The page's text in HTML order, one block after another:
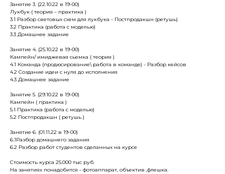
Занятие 3. (22.10.22 в 19-00)
Лукбук ( теория – практика )
3.1 Разбор световых схем для лукбука - Постпродакшн (ретушь)
3.2 Практика (работа с моделью)
3.3 Домашнее задание
Занятие 4. (25.10.22 в 19-00)
Кампейн/ имиджевая сьемка ( теория )
4.1 Команда (продюсирование\ работа в команде) - Разбор кейсов
4.2 Создание идеи с нуля до исполнения
4.3 Домашнее задание
Занятие 5. (29.10.22 в 19-00)
Кампейн ( практика )
5.1 Практика (работа с моделью)
5.2 Постпродакшн ( ретушь )
Занятие 6. (01.11.22 в 19-00)
6.1Разбор домашнего задания
6.2 Разбор работ студентов сделанных на курсе
Стоимость курса 25.000 тыс руб.
На занятиях понадобится - фотоаппарат, объектив ,флешка.